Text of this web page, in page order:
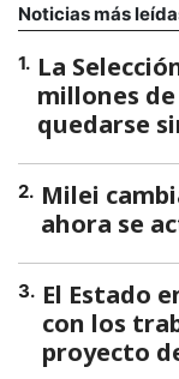
Noticias más
1. La
millones
quedarse
2. Milei
ahora se
3. El Estado
con los
proyecto